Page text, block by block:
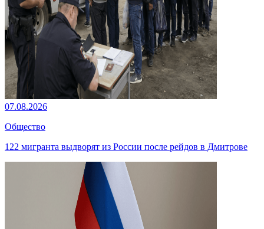
07.08.2026
Общество
122 мигранта выдворят из России после рейдов в Дмитрове